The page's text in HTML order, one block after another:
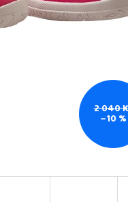
2 040
–10 %